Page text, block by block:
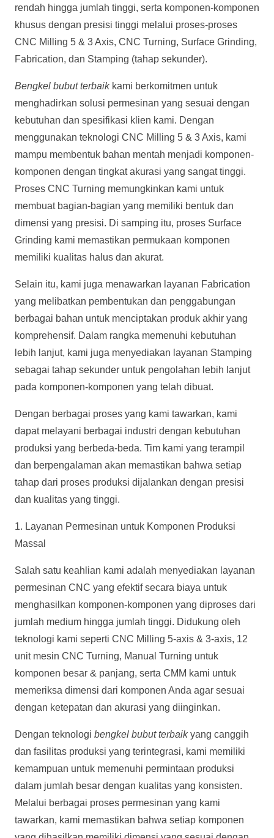
rendah hingga jumlah tinggi, serta komponen-komponen
khusus dengan presisi tinggi melalui proses-proses
CNC Milling 5 & 3 Axis, CNC Turning, Surface Grinding,
Fabrication, dan Stamping (tahap sekunder).
Bengkel bubut terbaikkami berkomitmen untuk
menghadirkan solusi permesinan yang sesuai dengan
kebutuhan dan spesifikasi klien kami. Dengan
menggunakan teknologi CNC Milling 5 & 3 Axis, kami
mampu membentuk bahan mentah menjadi komponen-
komponen dengan tingkat akurasi yang sangat tinggi.
Proses CNC Turning memungkinkan kami untuk
membuat bagian-bagian yang memiliki bentuk dan
dimensi yang presisi. Di samping itu, proses Surface
Grinding kami memastikan permukaan komponen
memiliki kualitas halus dan akurat.
Selain itu, kami juga menawarkan layanan Fabrication
yang melibatkan pembentukan dan penggabungan
berbagai bahan untuk menciptakan produk akhir yang
komprehensif. Dalam rangka memenuhi kebutuhan
lebih lanjut, kami juga menyediakan layanan Stamping
sebagai tahap sekunder untuk pengolahan lebih lanjut
pada komponen-komponen yang telah dibuat.
Dengan berbagai proses yang kami tawarkan, kami
dapat melayani berbagai industri dengan kebutuhan
produksi yang berbeda-beda. Tim kami yang terampil
dan berpengalaman akan memastikan bahwa setiap
tahap dari proses produksi dijalankan dengan presisi
dan kualitas yang tinggi.
1. Layanan Permesinan untuk Komponen Produksi
Massal
Salah satu keahlian kami adalah menyediakan layanan
permesinan CNC yang efektif secara biaya untuk
menghasilkan komponen-komponen yang diproses dari
jumlah medium hingga jumlah tinggi. Didukung oleh
teknologi kami seperti CNC Milling 5-axis & 3-axis, 12
unit mesin CNC Turning, Manual Turning untuk
komponen besar & panjang, serta CMM kami untuk
memeriksa dimensi dari komponen Anda agar sesuai
dengan ketepatan dan akurasi yang diinginkan.
Dengan teknologi bengkel bubut terbaikyang canggih
dan fasilitas produksi yang terintegrasi, kami memiliki
kemampuan untuk memenuhi permintaan produksi
dalam jumlah besar dengan kualitas yang konsisten.
Melalui berbagai proses permesinan yang kami
tawarkan, kami memastikan bahwa setiap komponen